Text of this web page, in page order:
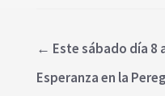
← Este sábado día 8
Esperanza en la